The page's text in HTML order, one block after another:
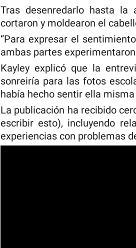
Tras desenredarlo hasta la
cortaron y moldearon el
“Para expresar el
ambas partes
Kayley explicó que la
sonreiría para las fotos
había hecho sentir ella misma
La publicación ha recibido
escribir esto), incluyendo
experiencias con problemas